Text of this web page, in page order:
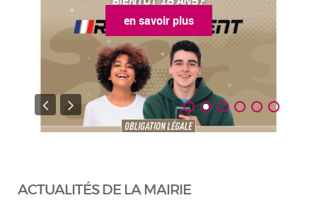
en savoir plus
ACTUALITÉS DE LA MAIRIE